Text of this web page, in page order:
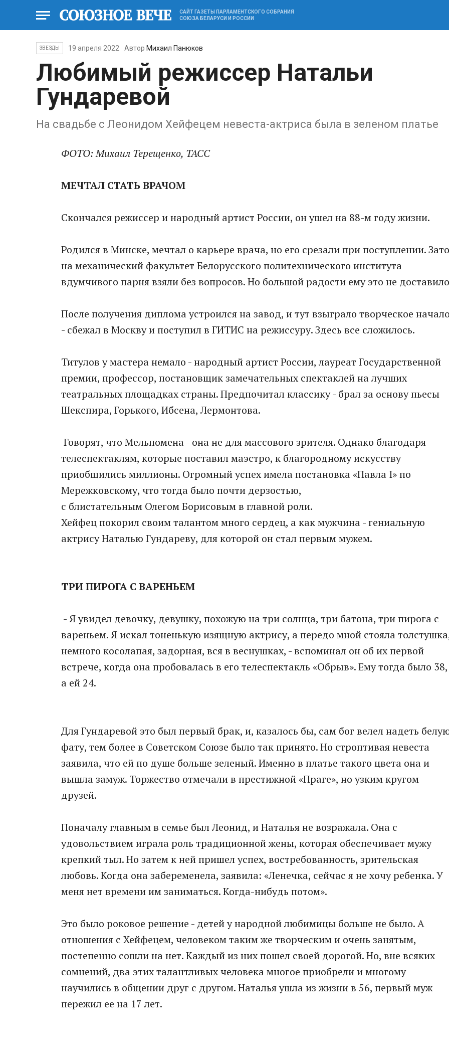
САЙТ ГАЗЕТЫ ПАРЛАМЕНТСКОГО СОБРАНИЯ
СОЮЗА БЕЛАРУСИ И РОССИИ
ЗВЕЗДЫ 19 апреля 2022 Автор Михаил Панюков
Любимый режиссер Натальи
Гундаревой
На свадьбе с Леонидом Хейфецем невеста-актриса была в зеленом платье
ФОТО: Михаил Терещенко, ТАСС
МЕЧТАЛ СТАТЬ ВРАЧОМ
Скончался режиссер и народный артист России, он ушел на 88-м году жизни.
Родился в Минске, мечтал о карьере врача, но его срезали при поступлении. Зато
на механический факультет Белорусского политехнического института
вдумчивого парня взяли без вопросов. Но большой радости ему это не
После получения диплома устроился на завод, и тут взыграло творческое начало
- сбежал в Москву и поступил в ГИТИС на режиссуру. Здесь все сложилось.
Титулов у мастера немало - народный артист России, лауреат Государственной
премии, профессор, постановщик замечательных спектаклей на лучших
театральных площадках страны. Предпочитал классику - брал за основу пьесы
Шекспира, Горького, Ибсена, Лермонтова.
Говорят, что Мельпомена - она не для массового зрителя. Однако благодаря
телеспектаклям, которые поставил маэстро, к благородному искусству
приобщились миллионы. Огромный успех имела постановка «Павла I» по
Мережковскому, что тогда было почти дерзостью,
с блистательным Олегом Борисовым в главной роли.
Хейфец покорил своим талантом много сердец, а как мужчина - гениальную
актрису Наталью Гундареву, для которой он стал первым мужем.
ТРИ ПИРОГА С ВАРЕНЬЕМ
- Я увидел девочку, девушку, похожую на три солнца, три батона, три пирога с
вареньем. Я искал тоненькую изящную актрису, а передо мной стояла
немного косолапая, задорная, вся в веснушках, - вспоминал он об их первой
встрече, когда она пробовалась в его телеспектакль «Обрыв». Ему тогда было 38,
а ей 24.
Для Гундаревой это был первый брак, и, казалось бы, сам бог велел надеть
фату, тем более в Советском Союзе было так принято. Но строптивая невеста
заявила, что ей по душе больше зеленый. Именно в платье такого цвета она и
вышла замуж. Торжество отмечали в престижной «Праге», но узким кругом
друзей.
Поначалу главным в семье был Леонид, и Наталья не возражала. Она с
удовольствием играла роль традиционной жены, которая обеспечивает мужу
крепкий тыл. Но затем к ней пришел успех, востребованность, зрительская
любовь. Когда она забеременела, заявила: «Ленечка, сейчас я не хочу ребенка. У
меня нет времени им заниматься. Когда-нибудь потом».
Это было роковое решение - детей у народной любимицы больше не было. А
отношения с Хейфецем, человеком таким же творческим и очень занятым,
постепенно сошли на нет. Каждый из них пошел своей дорогой. Но, вне всяких
сомнений, два этих талантливых человека многое приобрели и многому
научились в общении друг с другом. Наталья ушла из жизни в 56, первый муж
пережил ее на 17 лет.